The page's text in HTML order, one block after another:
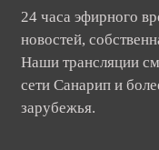
24 часа эфирного
новостей,
Наши трансляции
сети Санарип и